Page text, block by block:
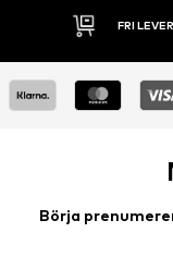
FRI
Börja